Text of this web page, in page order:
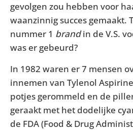
gevolgen zou hebben voor
waanzinnig succes gemaakt.
nummer 1 brandin de V.S.
was er gebeurd?
In 1982 waren er 7 mensen
innemen van Tylenol
potjes gerommeld en de
geraakt met het dodelijke
de FDA (Food & Drug